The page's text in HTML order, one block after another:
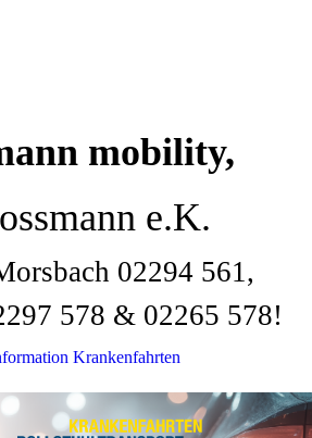
mobility,
e.K.
02294 561,
578 & 02265 578!
Krankenfahrten